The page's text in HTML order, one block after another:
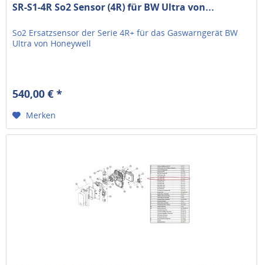
SR-S1-4R So2 Sensor (4R) für BW Ultra von...
So2 Ersatzsensor der Serie 4R+ für das Gaswarngerät BW
Ultra von Honeywell
540,00 € *
Merken